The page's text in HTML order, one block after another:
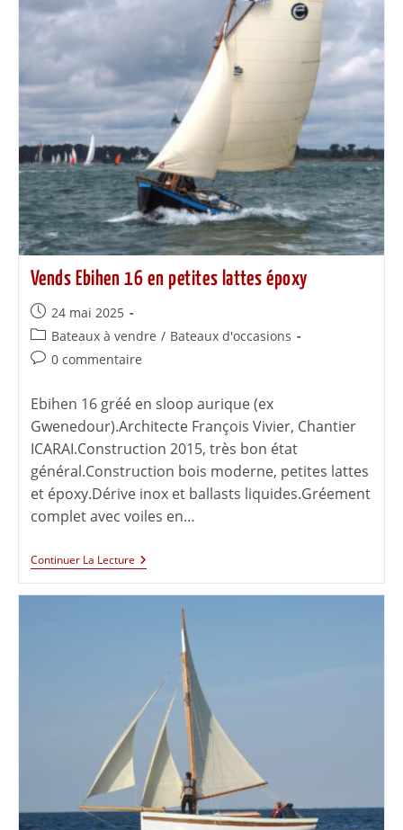
Vends Ebihen 16 en petites lattes époxy
24 mai 2025
Bateaux à vendre / Bateaux d'occasions
0 commentaire
Ebihen 16 gréé en sloop aurique (ex
Gwenedour).Architecte François Vivier, Chantier
ICARAI.Construction 2015, très bon état
général.Construction bois moderne, petites lattes
et époxy.Dérive inox et ballasts liquides.Gréement
complet avec voiles en…
Continuer La Lecture